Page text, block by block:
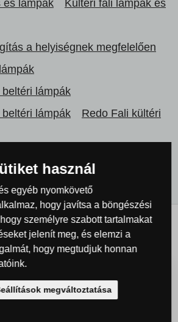
és lámpák
Kültéri fali lámpák és
a helyiségnek megfelelően
lámpák
lámpák
Redo Fali kültéri
termékek
használ
egyéb nyomkövető
hogy javítsa a böngészési
személyre szabott tartalmakat
jelenít meg, és elemzi a
hogy megtudjuk honnan
megváltoztatása